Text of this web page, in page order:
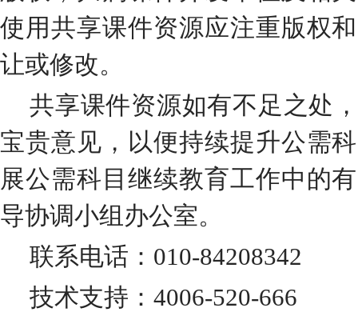
使用共享课件资源应注重版权
让或修改。
共享课件资源如有不足之处
宝贵意见，以便持续提升公需
展公需科目继续教育工作中的
导协调小组办公室。
联系电话：010-84208342
技术支持：4006-520-666